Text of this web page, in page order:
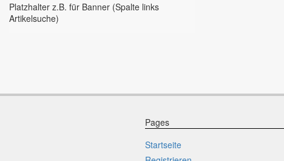
Platzhalter z.B. für Banner (Spalte links
Artikelsuche)
Pages
Startseite